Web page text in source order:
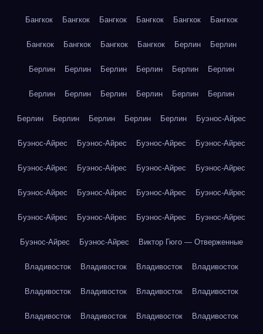
Бангкок Бангкок Бангкок Бангкок Бангкок Бангкок
Бангкок Бангкок Бангкок Бангкок Берлин Берлин
Берлин Берлин Берлин Берлин Берлин Берлин
Берлин Берлин Берлин Берлин Берлин Берлин
Берлин Берлин Берлин Берлин Берлин Буэнос-Айрес
Буэнос-Айрес Буэнос-Айрес Буэнос-Айрес Буэнос-Айрес
Буэнос-Айрес Буэнос-Айрес Буэнос-Айрес Буэнос-Айрес
Буэнос-Айрес Буэнос-Айрес Буэнос-Айрес Буэнос-Айрес
Буэнос-Айрес Буэнос-Айрес Буэнос-Айрес Буэнос-Айрес
Буэнос-Айрес Буэнос-Айрес Виктор Гюго — Отверженные
Владивосток Владивосток Владивосток Владивосток
Владивосток Владивосток Владивосток Владивосток
Владивосток Владивосток Владивосток Владивосток